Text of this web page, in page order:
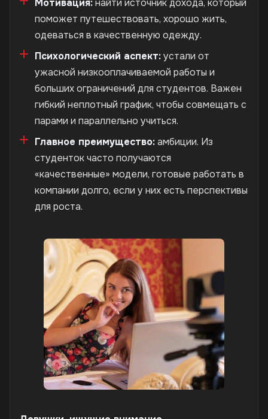
Мотивация:найти источник дохода, который
поможет путешествовать, хорошо жить,
одеваться в качественную одежду.
Психологический аспект:устали от
ужасной низкооплачиваемой работы и
больших ограничений для студентов. Важен
гибкий неплотный график, чтобы совмещать с
парами и параллельно учиться.
Главное преимущество:амбиции. Из
студенток часто получаются
«качественные» модели, готовые работать в
компании долго, если у них есть перспективы
для роста.